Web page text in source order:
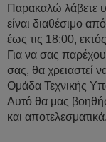
Παρακαλώ λάβετε
είναι διαθέσιμο
έως τις 18:00,
Για να σας
σας, θα χρειαστεί
Ομάδα Τεχνικής
Αυτό θα μας
και αποτελεσματικά.